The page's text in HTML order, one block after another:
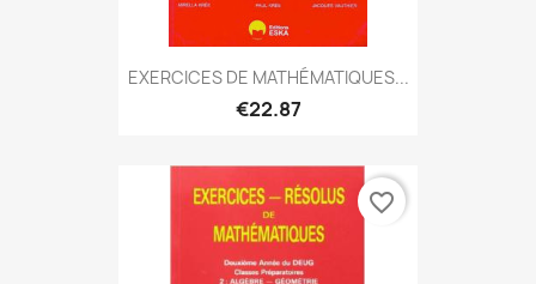
EXERCICES DE MATHÉMATIQUES...
€22.87
favorite_border